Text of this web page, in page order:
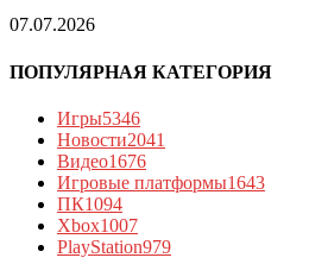
07.07.2026
ПОПУЛЯРНАЯ КАТЕГОРИЯ
Игры5346
Новости2041
Видео1676
Игровые платформы1643
ПК1094
Xbox1007
PlayStation979